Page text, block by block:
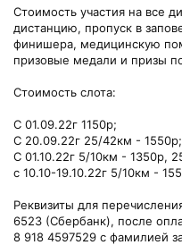
Стоимость участия на все
дистанцию, пропуск в
финишера, медицинскую
призовые медали и призы
Стоимость слота:
С 01.09.22г 1150р;
С 20.09.22г 25/42км - 1550р;
С 01.10.22г 5/10км - 1350р,
с 10.10-19.10.22г 5/10км -
Реквизиты для
6523 (Сбербанк), после
8 918 4597529 с фамилией